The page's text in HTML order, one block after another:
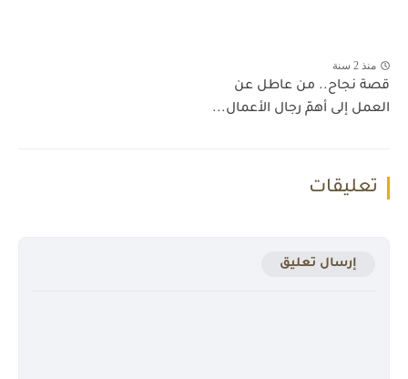
منذ 2 سنة
قصة نجاح.. من عاطل عن
العمل إلى أهمّ رجال الأعمال...
تعليقات
إرسال تعليق